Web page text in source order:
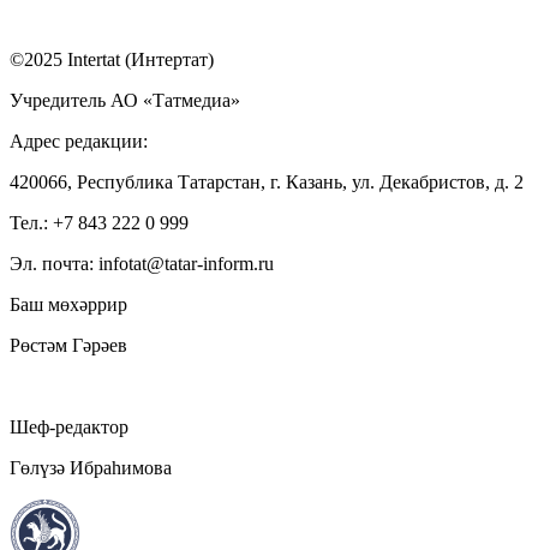
©2025 Intertat (Интертат)
Учредитель АО «Татмедиа»
Адрес редакции:
420066, Республика Татарстан, г. Казань, ул. Декабристов, д. 2
Тел.: +7 843 222 0 999
Эл. почта: infotat@tatar-inform.ru
Баш мөхәррир
Рөстәм Гәрәев
Шеф-редактор
Гөлүзә Ибраһимова